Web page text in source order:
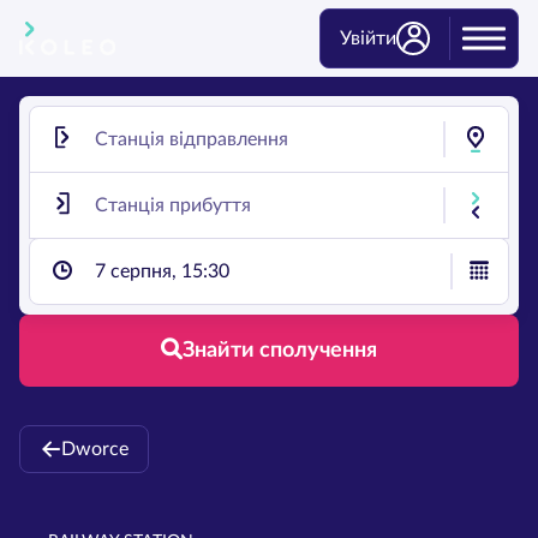
Увійти
7 серпня, 15:30
Знайти сполучення
Dworce